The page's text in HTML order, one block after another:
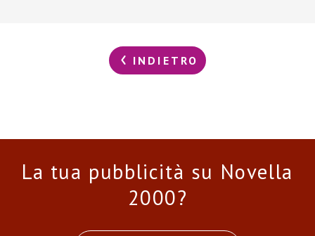
INDIETRO
La tua pubblicità su Novella
2000?